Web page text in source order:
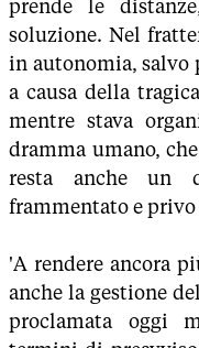
prende le
soluzione. Nel
in autonomia,
a causa della
mentre stava
dramma umano,
resta anche un
frammentato e
'A rendere ancora
anche la gestione
proclamata oggi